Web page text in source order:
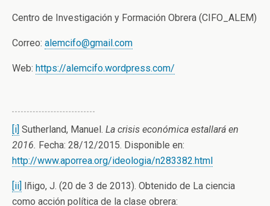
Centro de Investigación y Formación Obrera (CIFO_ALEM)
Correo: alemcifo@gmail.com
Web: https://alemcifo.wordpress.com/
[i] Sutherland, Manuel. La crisis económica estallará en
2016. Fecha: 28/12/2015. Disponible en:
http://www.aporrea.org/ideologia/n283382.html
[ii] Iñigo, J. (20 de 3 de 2013). Obtenido de La ciencia
como acción política de la clase obrera: